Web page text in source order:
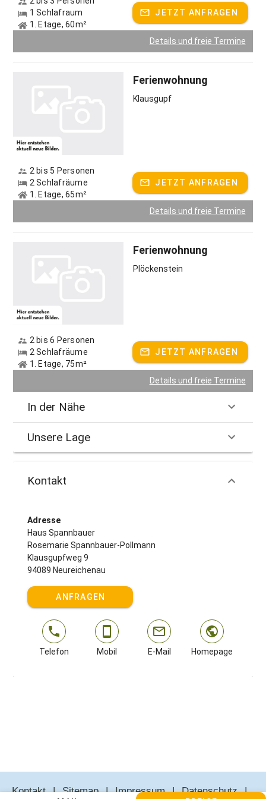
Die Wohnungen in unserem Haupthaus sind
allergikergerecht; im entfernten Nebengebäude sind
Haustiere erlaubt.
Gastgeber spricht:Deutsch, Englisch, Französisch
1 Schlafraum
1. Etage, 60m²
JETZT ANFRAGEN
Details und freie Termine
Ferienwohnung
Klausgupf
2 bis 5 Personen
2 Schlafräume
1. Etage, 65m²
JETZT ANFRAGEN
Details und freie Termine
Ferienwohnung
Plöckenstein
2 bis 6 Personen
2 Schlafräume
1. Etage, 75m²
JETZT ANFRAGEN
Details und freie Termine
In der Nähe
Unsere Lage
Kontakt
Adresse
Haus Spannbauer
Rosemarie Spannbauer-Pollmann
Klausgupfweg 9
94089 Neureichenau
ANFRAGEN
Telefon Mobil E-Mail Homepage
Kontakt Sitemap Impressum Datenschutz